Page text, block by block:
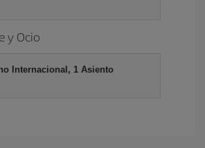
y Ocio
Internacional, 1 Asiento